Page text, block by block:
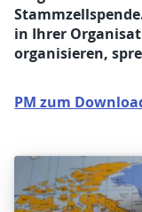
in Ihrer
organisieren,
PM zum